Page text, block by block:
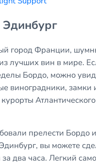
город Франции,
лучших вин в мире.
Бордо, можно
виноградники, замки
Атлантического
прелести Бордо
вы можете
два часа. Легкий